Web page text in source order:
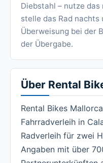
Diebstahl – nutze
stelle das Rad nachts
Überweisung bei der
der Übergabe.
Über Rental
Rental Bikes
Fahrradverleih in
Radverleih für zwei
Angaben mit über